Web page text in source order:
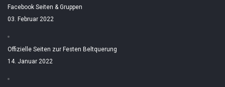
Facebook Seiten & Gruppen
03. Februar 2022
Offizielle Seiten zur Festen Beltquerung
14. Januar 2022